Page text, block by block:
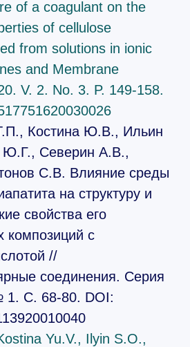
of a coagulant on the
of cellulose
from solutions in ionic
and Membrane
V. 2. No. 3. P. 149-158.
Костина Ю.В., Ильин
Ю.Г., Северин А.В.,
С.В. Влияние среды
на структуру и
свойства его
композиций с
//
соединения. Серия
С. 68-80. DOI:
Yu.V., Ilyin S.O.,